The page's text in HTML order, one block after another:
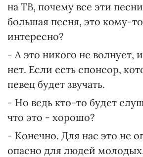
на ТВ, почему все эти
большая песня, это кому-
интересно?
- А это никого не волнует,
нет. Если есть спонсор,
певец будет звучать.
- Но ведь кто-то будет
что это - хорошо?
- Конечно. Для нас это не
опасно для людей